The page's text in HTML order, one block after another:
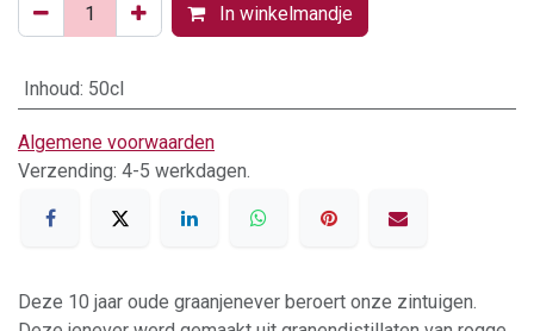
In winkelmandje
Inhoud: 50cl
Algemene voorwaarden
Verzending: 4-5 werkdagen.
Deze 10 jaar oude graanjenever beroert onze zintuigen.